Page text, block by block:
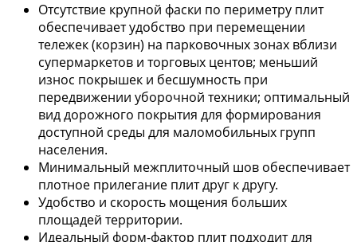
Отсутствие крупной фаски по периметру плит
обеспечивает удобство при перемещении
тележек (корзин) на парковочных зонах вблизи
супермаркетов и торговых центов; меньший
износ покрышек и бесшумность при
передвижении уборочной техники; оптимальный
вид дорожного покрытия для формирования
доступной среды для маломобильных групп
населения.
Минимальный межплиточный шов обеспечивает
плотное прилегание плит друг к другу.
Удобство и скорость мощения больших
площадей территории.
Идеальный форм-фактор плит подходит для